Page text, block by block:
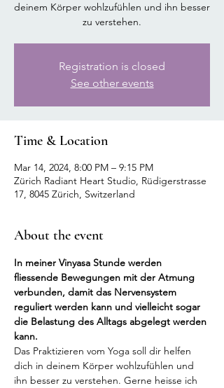
deinem Körper wohlzufühlen und ihn besser
zu verstehen.
Registration is closed
See other events
Time & Location
Mar 14, 2024, 8:00 PM – 9:15 PM
Zürich Radiant Heart Studio, Rüdigerstrasse
17, 8045 Zürich, Switzerland
About the event
In meiner Vinyasa Stunde werden
fliessende Bewegungen mit der Atmung
verbunden, damit das Nervensystem
reguliert werden kann und vielleicht sogar
die Belastung des Alltags abgelegt werden
kann.
Das Praktizieren vom Yoga soll dir helfen
dich in deinem Körper wohlzufühlen und
ihn besser zu verstehen. Gerne heisse ich